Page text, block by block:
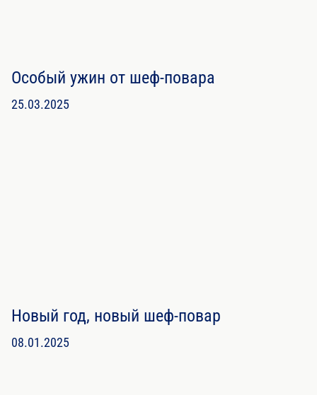
Особый ужин от шеф-повара
25.03.2025
Новый год, новый шеф-повар
08.01.2025